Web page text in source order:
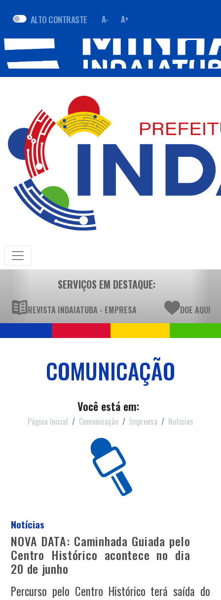
ALTO CONTRASTE A- A+
SERVIÇOS EM DESTAQUE:
REVISTA INDAIATUBA - EMPRESA DOE AQUI
COMUNICAÇÃO
Você está em:
Página Inicial Comunicação Imprensa Notícias
Notícias
NOVA DATA: Caminhada Guiada pelo
Centro Histórico acontece no dia
20 de junho
Percurso pelo Centro Histórico terá saída do